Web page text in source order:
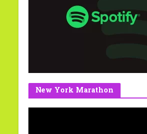
New York Marathon